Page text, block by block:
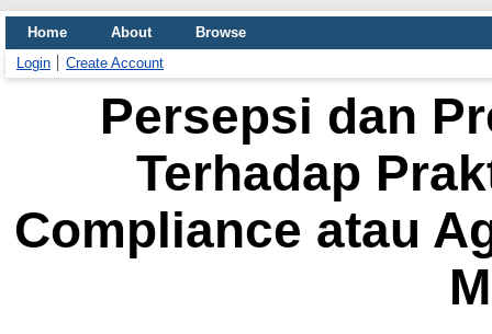
Home About
Browse
Login
Create Account
Persepsi dan
Terhadap
Compliance atau